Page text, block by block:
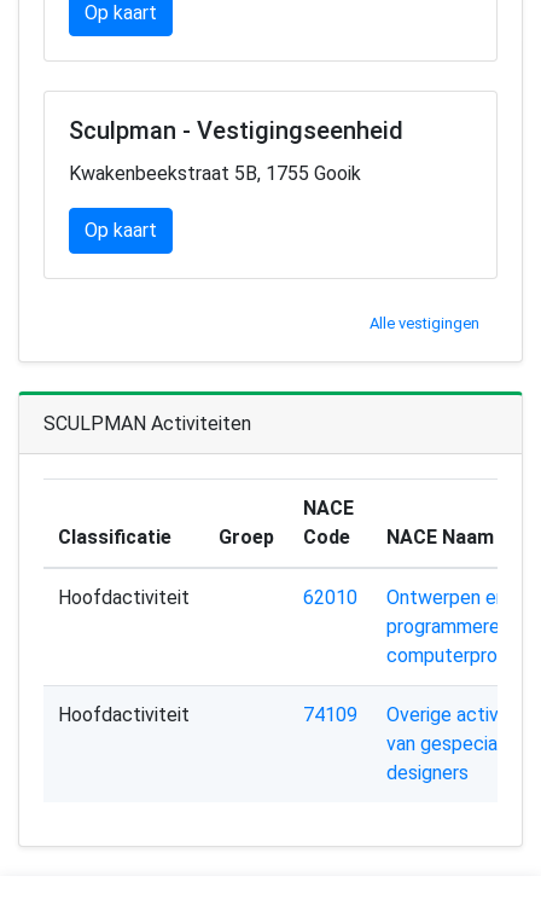
Op kaart
Sculpman - Vestigingseenheid
Kwakenbeekstraat 5B, 1755 Gooik
Op kaart
Alle vestigingen
SCULPMAN Activiteiten
Classificatie Groep
NACE
Code
NACE Naam
Hoofdactiviteit 62010
Ontwerpen en
programmeren
Hoofdactiviteit 74109
Overige
van
designers